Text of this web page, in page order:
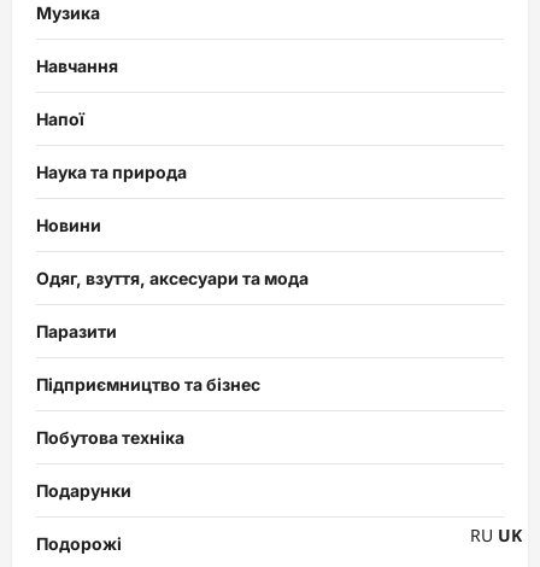
Музика
Навчання
Напої
Наука та природа
Новини
Одяг, взуття, аксесуари та мода
Паразити
Підприємництво та бізнес
Побутова техніка
Подарунки
Подорожі RU UK